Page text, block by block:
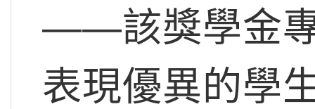
——該獎學金專
表現優異的學